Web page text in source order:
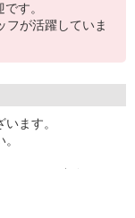
す。
フが活躍していま
ます。